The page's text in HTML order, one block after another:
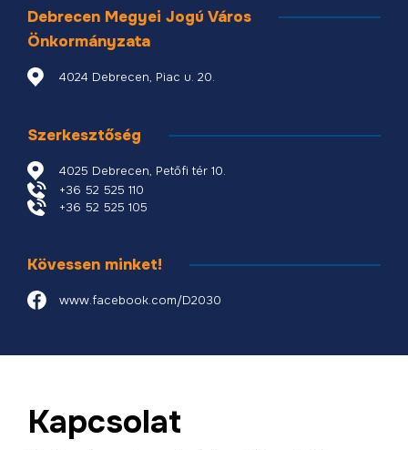
Debrecen Megyei Jogú Város
Önkormányzata
4024 Debrecen, Piac u. 20.
Szerkesztőség
4025 Debrecen, Petőfi tér 10.
+36 52 525 110
+36 52 525 105
Kövessen minket!
www.facebook.com/D2030
Kapcsolat